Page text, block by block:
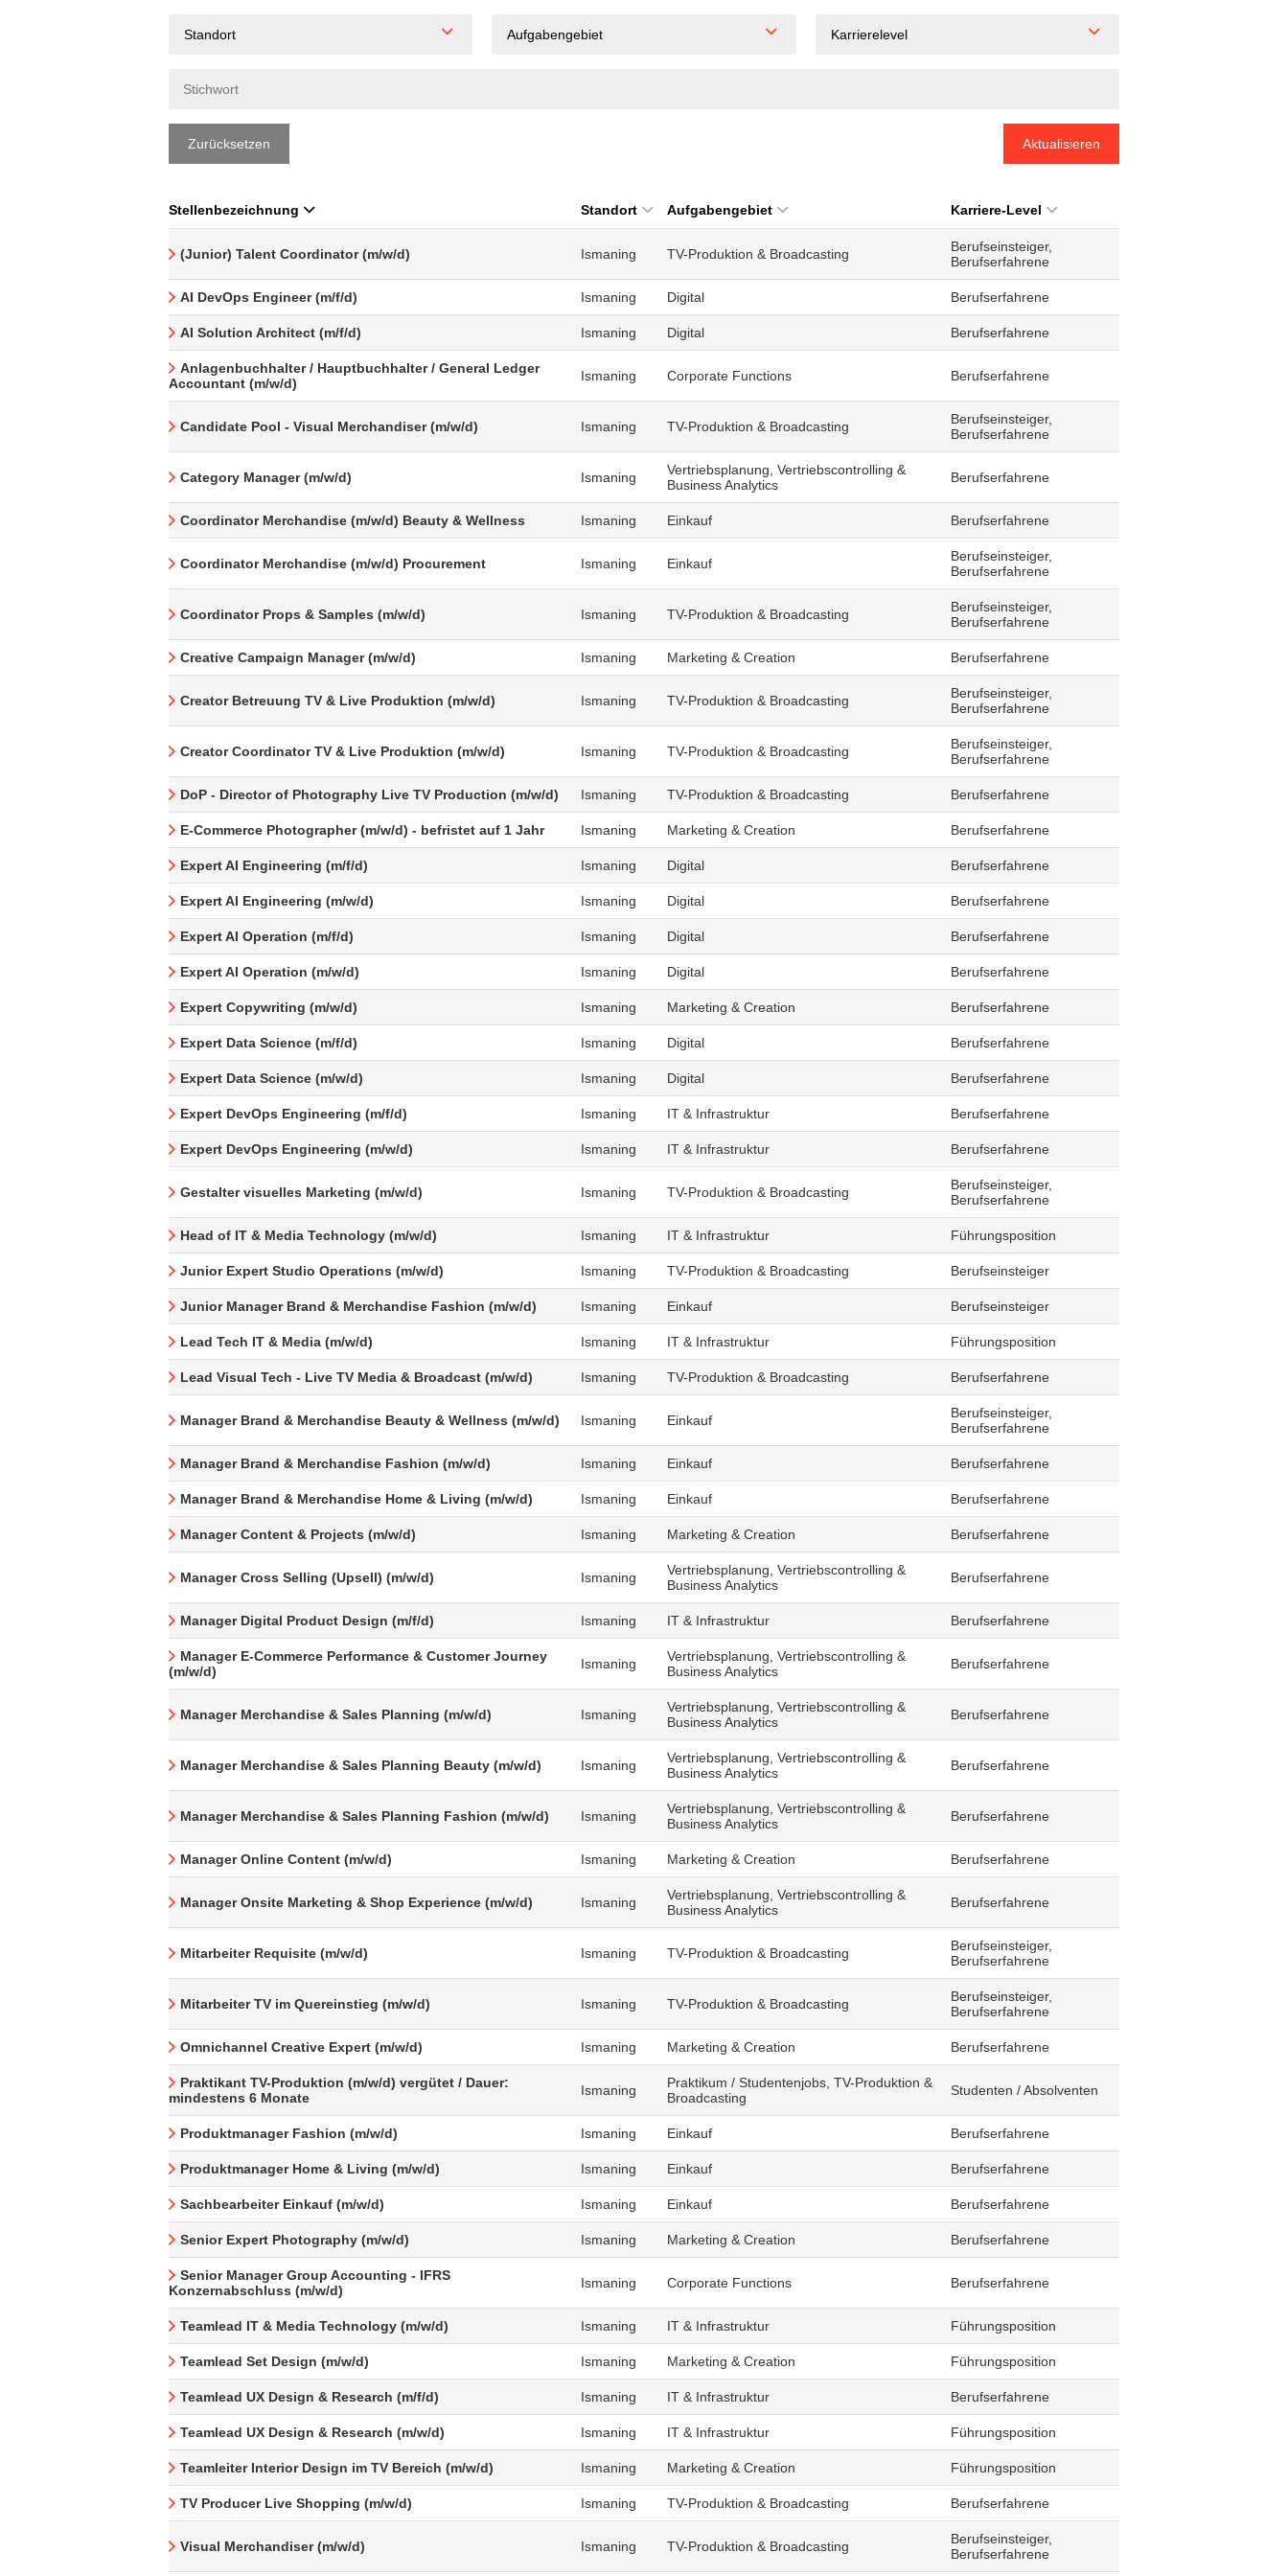
Standort Aufgabengebiet Karrierelevel
Zurücksetzen Aktualisieren
Stellenbezeichnung Standort Aufgabengebiet Karriere-Level
(Junior) Talent Coordinator (m/w/d) Ismaning TV-Produktion & Broadcasting
Berufseinsteiger,
Berufserfahrene
AI DevOps Engineer (m/f/d) Ismaning Digital Berufserfahrene
AI Solution Architect (m/f/d) Ismaning Digital Berufserfahrene
Anlagenbuchhalter / Hauptbuchhalter / General Ledger
Accountant (m/w/d)
Ismaning Corporate Functions Berufserfahrene
Candidate Pool - Visual Merchandiser (m/w/d) Ismaning TV-Produktion & Broadcasting
Berufseinsteiger,
Berufserfahrene
Category Manager (m/w/d) Ismaning
Vertriebsplanung, Vertriebscontrolling &
Business Analytics
Berufserfahrene
Coordinator Merchandise (m/w/d) Beauty & Wellness Ismaning Einkauf Berufserfahrene
Coordinator Merchandise (m/w/d) Procurement Ismaning Einkauf
Berufseinsteiger,
Berufserfahrene
Coordinator Props & Samples (m/w/d) Ismaning TV-Produktion & Broadcasting
Berufseinsteiger,
Berufserfahrene
Creative Campaign Manager (m/w/d) Ismaning Marketing & Creation Berufserfahrene
Creator Betreuung TV & Live Produktion (m/w/d) Ismaning TV-Produktion & Broadcasting
Berufseinsteiger,
Berufserfahrene
Creator Coordinator TV & Live Produktion (m/w/d) Ismaning TV-Produktion & Broadcasting
Berufseinsteiger,
Berufserfahrene
DoP - Director of Photography Live TV Production (m/w/d) Ismaning TV-Produktion & Broadcasting Berufserfahrene
E-Commerce Photographer (m/w/d) - befristet auf 1 Jahr Ismaning Marketing & Creation Berufserfahrene
Expert AI Engineering (m/f/d) Ismaning Digital Berufserfahrene
Expert AI Engineering (m/w/d) Ismaning Digital Berufserfahrene
Expert AI Operation (m/f/d) Ismaning Digital Berufserfahrene
Expert AI Operation (m/w/d) Ismaning Digital Berufserfahrene
Expert Copywriting (m/w/d) Ismaning Marketing & Creation Berufserfahrene
Expert Data Science (m/f/d) Ismaning Digital Berufserfahrene
Expert Data Science (m/w/d) Ismaning Digital Berufserfahrene
Expert DevOps Engineering (m/f/d) Ismaning IT & Infrastruktur Berufserfahrene
Expert DevOps Engineering (m/w/d) Ismaning IT & Infrastruktur Berufserfahrene
Gestalter visuelles Marketing (m/w/d) Ismaning TV-Produktion & Broadcasting
Berufseinsteiger,
Berufserfahrene
Head of IT & Media Technology (m/w/d) Ismaning IT & Infrastruktur Führungsposition
Junior Expert Studio Operations (m/w/d) Ismaning TV-Produktion & Broadcasting Berufseinsteiger
Junior Manager Brand & Merchandise Fashion (m/w/d) Ismaning Einkauf Berufseinsteiger
Lead Tech IT & Media (m/w/d) Ismaning IT & Infrastruktur Führungsposition
Lead Visual Tech - Live TV Media & Broadcast (m/w/d) Ismaning TV-Produktion & Broadcasting Berufserfahrene
Manager Brand & Merchandise Beauty & Wellness (m/w/d) Ismaning Einkauf
Berufseinsteiger,
Berufserfahrene
Manager Brand & Merchandise Fashion (m/w/d) Ismaning Einkauf Berufserfahrene
Manager Brand & Merchandise Home & Living (m/w/d) Ismaning Einkauf Berufserfahrene
Manager Content & Projects (m/w/d) Ismaning Marketing & Creation Berufserfahrene
Manager Cross Selling (Upsell) (m/w/d) Ismaning
Vertriebsplanung, Vertriebscontrolling &
Business Analytics
Berufserfahrene
Manager Digital Product Design (m/f/d) Ismaning IT & Infrastruktur Berufserfahrene
Manager E-Commerce Performance & Customer Journey
(m/w/d)
Ismaning
Vertriebsplanung, Vertriebscontrolling &
Business Analytics
Berufserfahrene
Manager Merchandise & Sales Planning (m/w/d) Ismaning
Vertriebsplanung, Vertriebscontrolling &
Business Analytics
Berufserfahrene
Manager Merchandise & Sales Planning Beauty (m/w/d) Ismaning
Vertriebsplanung, Vertriebscontrolling &
Business Analytics
Berufserfahrene
Manager Merchandise & Sales Planning Fashion (m/w/d) Ismaning
Vertriebsplanung, Vertriebscontrolling &
Business Analytics
Berufserfahrene
Manager Online Content (m/w/d) Ismaning Marketing & Creation Berufserfahrene
Manager Onsite Marketing & Shop Experience (m/w/d) Ismaning
Vertriebsplanung, Vertriebscontrolling &
Business Analytics
Berufserfahrene
Mitarbeiter Requisite (m/w/d) Ismaning TV-Produktion & Broadcasting
Berufseinsteiger,
Berufserfahrene
Mitarbeiter TV im Quereinstieg (m/w/d) Ismaning TV-Produktion & Broadcasting
Berufseinsteiger,
Berufserfahrene
Omnichannel Creative Expert (m/w/d) Ismaning Marketing & Creation Berufserfahrene
Praktikant TV-Produktion (m/w/d) vergütet / Dauer:
mindestens 6 Monate
Ismaning
Praktikum / Studentenjobs, TV-Produktion &
Broadcasting
Studenten / Absolventen
Produktmanager Fashion (m/w/d) Ismaning Einkauf Berufserfahrene
Produktmanager Home & Living (m/w/d) Ismaning Einkauf Berufserfahrene
Sachbearbeiter Einkauf (m/w/d) Ismaning Einkauf Berufserfahrene
Senior Expert Photography (m/w/d) Ismaning Marketing & Creation Berufserfahrene
Senior Manager Group Accounting - IFRS
Konzernabschluss (m/w/d)
Ismaning Corporate Functions Berufserfahrene
Teamlead IT & Media Technology (m/w/d) Ismaning IT & Infrastruktur Führungsposition
Teamlead Set Design (m/w/d) Ismaning Marketing & Creation Führungsposition
Teamlead UX Design & Research (m/f/d) Ismaning IT & Infrastruktur Berufserfahrene
Teamlead UX Design & Research (m/w/d) Ismaning IT & Infrastruktur Führungsposition
Teamleiter Interior Design im TV Bereich (m/w/d) Ismaning Marketing & Creation Führungsposition
TV Producer Live Shopping (m/w/d) Ismaning TV-Produktion & Broadcasting Berufserfahrene
Visual Merchandiser (m/w/d) Ismaning TV-Produktion & Broadcasting
Berufseinsteiger,
Berufserfahrene